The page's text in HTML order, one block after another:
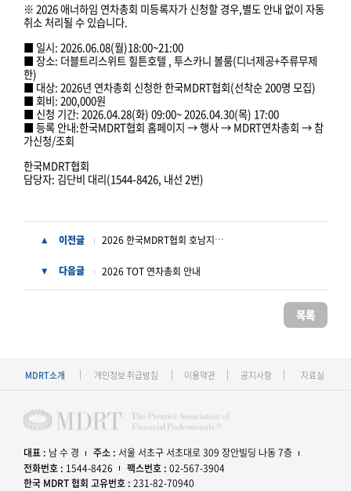
※ 2026 애너하임 연차총회 미등록자가 신청할 경우,별도 안내 없이 자동
취소 처리될 수 있습니다.
■ 일시: 2026.06.08(월)18:00~21:00
■ 장소: 더블트리스위트 힐튼호텔 , 투스카니 볼룸(디너제공+주류무제
한)
■ 대상: 2026년 연차총회 신청한 한국MDRT협회(선착순 200명 모집)
■ 회비: 200,000원
■ 신청 기간: 2026.04.28(화) 09:00~ 2026.04.30(목) 17:00
■ 등록 안내:한국MDRT협회 홈페이지 → 행사 → MDRT연차총회 → 참
가신청/조회
한국MDRT협회
담당자: 김단비 대리(1544-8426, 내선 2번)
▲ 이전글 2026 한국MDRT협회 호남지역워크숍
▼ 다음글 2026 TOT 연차총회 안내
목록
MDRT소개 개인정보 취급방침 이용약관 공지사항 자료실
대표 : 남 수 경 주소 : 서울 서초구 서초대로 309 장안빌딩 나동 7층
전화번호 : 1544-8426 팩스번호 : 02-567-3904
한국 MDRT 협회 고유번호 : 231-82-70940